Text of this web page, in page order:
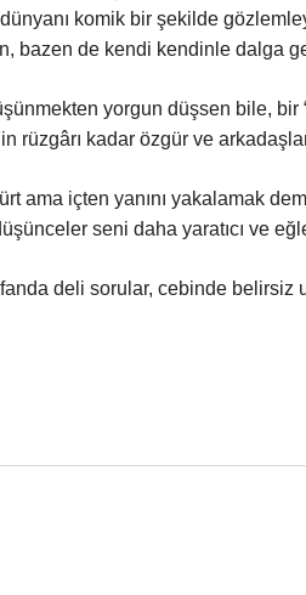
komik bir şekilde
bazen de kendi kendinle dalga
yorgun düşsen bile, bir
rüzgârı kadar özgür ve
ama içten yanını yakalamak
seni daha yaratıcı ve
deli sorular, cebinde belirsiz